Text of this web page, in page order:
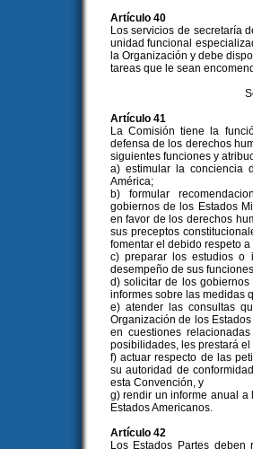
Artículo 40
Los servicios de secretaría
unidad funcional
la Organización y debe
tareas que le sean
Artículo 41
La Comisión tiene la
defensa de los derechos
siguientes funciones y
a) estimular la conciencia
América;
b) formular
gobiernos de los Estados
en favor de los derechos
sus preceptos
fomentar el debido respeto
c) preparar los estudios o
desempeño de sus
d) solicitar de los
informes sobre las medidas
e) atender las consultas
Organización de los
en cuestiones
posibilidades, les prestará
f) actuar respecto de las
su autoridad de
esta Convención, y
g) rendir un informe anual a
Estados Americanos.
Artículo 42
Los Estados Partes